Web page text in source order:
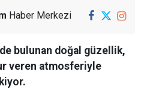
Haber Merkezi
bulunan doğal güzellik,
veren atmosferiyle